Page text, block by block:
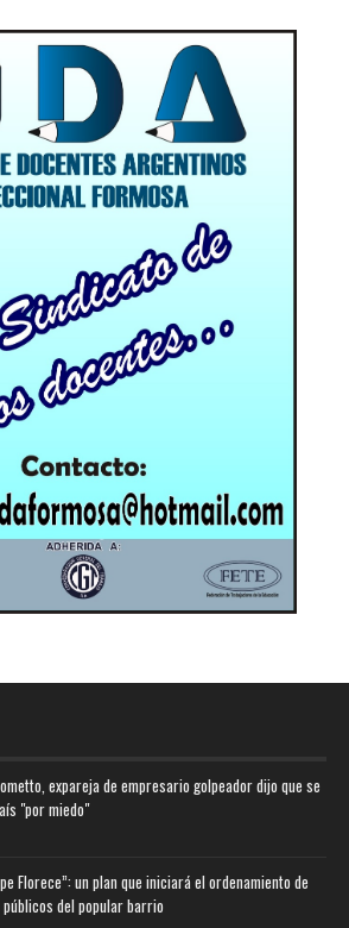
expareja de empresario golpeador dijo que se
"por miedo"
Florece”: un plan que iniciará el ordenamiento de
del popular barrio